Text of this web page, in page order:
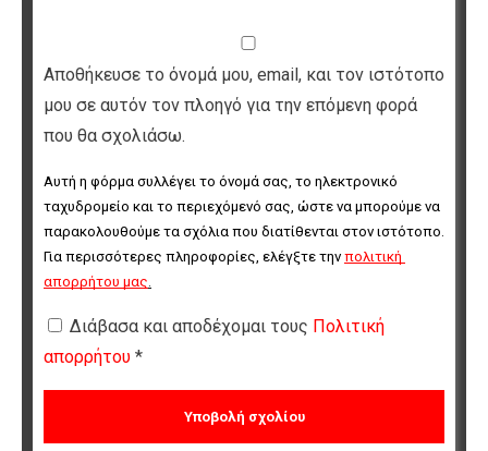
Αποθήκευσε το όνομά μου, email, και τον ιστότοπο
μου σε αυτόν τον πλοηγό για την επόμενη φορά
που θα σχολιάσω.
Αυτή η φόρμα συλλέγει το όνομά σας, το ηλεκτρονικό
ταχυδρομείο και το περιεχόμενό σας, ώστε να μπορούμε να
παρακολουθούμε τα σχόλια που διατίθενται στον ιστότοπο.
Για περισσότερες πληροφορίες, ελέγξτε την πολιτική
απορρήτου μας
Διάβασα και αποδέχομαι τους Πολιτική
απορρήτου *